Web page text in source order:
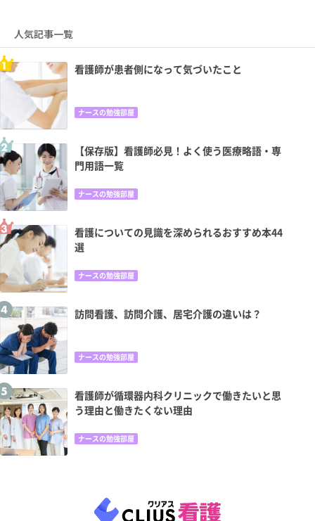
人気記事一覧
看護師が患者側になって気づいたこと
ナースの勉強部屋
【保存版】看護師必見！よく使う医療略語・専
門用語一覧
ナースの勉強部屋
看護についての見識を深められるおすすめ本44
選
ナースの勉強部屋
訪問看護、訪問介護、居宅介護の違いは？
ナースの勉強部屋
看護師が循環器内科クリニックで働きたいと思
う理由と働きたくない理由
ナースの勉強部屋